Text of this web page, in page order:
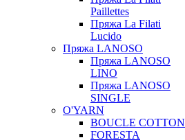
Paillettes
Пряжа La Filati
Lucido
Пряжа LANOSO
Пряжа LANOSO
LINO
Пряжа LANOSO
SINGLE
O'YARN
BOUCLE COTTON
FORESTA